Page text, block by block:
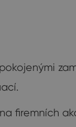
firemních